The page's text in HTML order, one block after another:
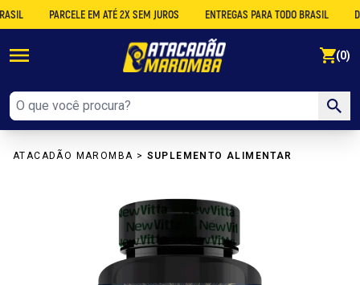
PARCELE EM ATÉ 2X SEM JUROS ENTREGAS PARA TODO BRASIL
(0)
ATACADÃO MAROMBA > SUPLEMENTO ALIMENTAR